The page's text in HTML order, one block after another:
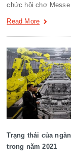
chức hội chợ Messe
Read More
Trạng thái của
trong năm 2021